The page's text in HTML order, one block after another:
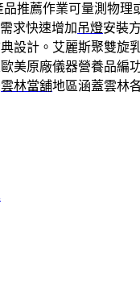
品推薦作業可量測物理
求快速增加 吊燈安裝
設計。艾麗斯聚雙旋
美原廠儀器營養品編
雲林當舖地區涵蓋雲林